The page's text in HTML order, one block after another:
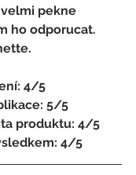
pekne
ho odporucat.
4/5
5/5
produktu: 4/5
4/5